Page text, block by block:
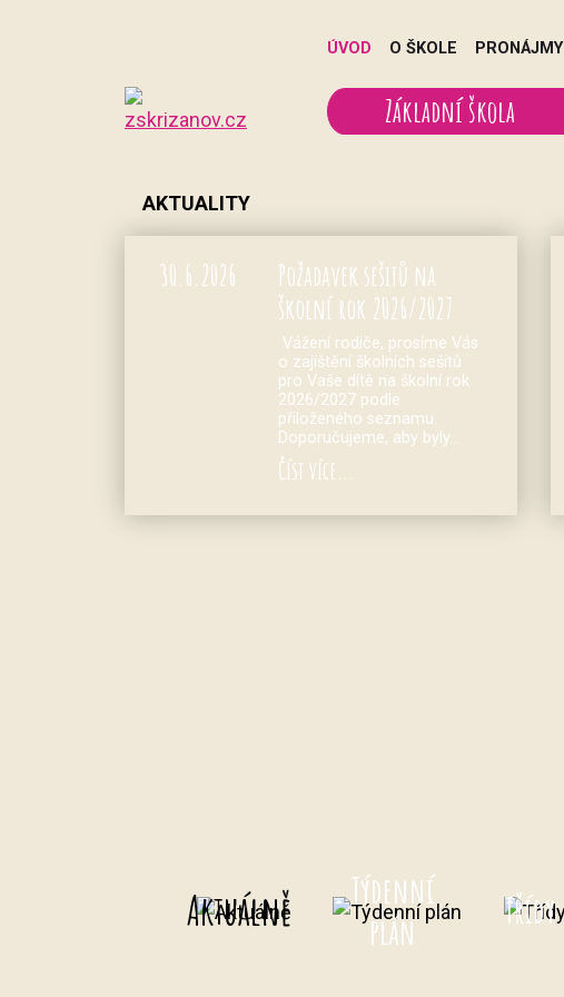
ÚVOD O ŠKOLE PRONÁJMY
Základní škola
AKTUALITY
30.6.2026
Požadavek sešitů na
školní rok 2026/2027
Vážení rodiče, prosíme Vás
o zajištění školních sešitů
pro Vaše dítě na školní rok
2026/2027 podle
přiloženého seznamu.
Doporučujeme, aby byly…
Číst více...
Aktuálně
Týdenní
plán
Třídy